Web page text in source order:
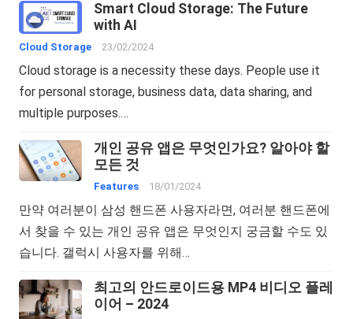
Smart Cloud Storage: The Future
with AI
Cloud Storage 23/02/2024
Cloud storage is a necessity these days. People use it
for personal storage, business data, data sharing, and
multiple purposes.…
개인 공유 앱은 무엇인가요? 알아야 할
모든 것
Features 18/01/2024
만약 여러분이 삼성 핸드폰 사용자라면, 여러분 핸드폰에
서 찾을 수 있는 개인 공유 앱은 무엇인지 궁금할 수도 있
습니다. 갤럭시 사용자를 위해…
최고의 안드로이드용 MP4 비디오 플레
이어 – 2024